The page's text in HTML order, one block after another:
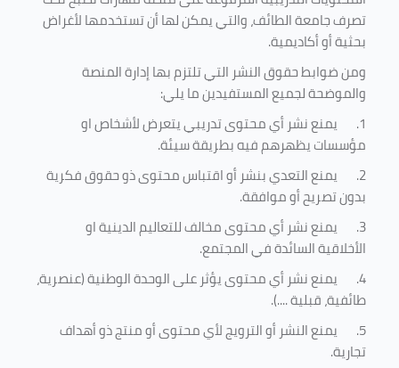
تصرف جامعة الطائف، والتي يمكن لها أن تستخدمها لأغراض
بحثية أو أكاديمية.
ومن ضوابط حقوق النشر التي تلتزم بها إدارة المنصة
والموضحة لجميع المستفيدين ما يلي:
1.
يمنع نشر أي محتوى تدريبي يتعرض لأشخاص او
مؤسسات يظهرهم فيه بطريقة سيئة.
2.
يمنع التعدي بنشر أو اقتباس محتوى ذو حقوق فكرية
بدون تصريح أو موافقة.
3.
يمنع نشر أي محتوى مخالف للتعاليم الدينية او
الأخلاقية السائدة في المجتمع.
4.
يمنع نشر أي محتوى يؤثر على الوحدة الوطنية (عنصرية،
طائفية، قبلية ....).
5.
يمنع النشر أو الترويج لأي محتوى أو منتج ذو أهداف
تجارية.